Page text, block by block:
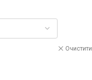
Очистити